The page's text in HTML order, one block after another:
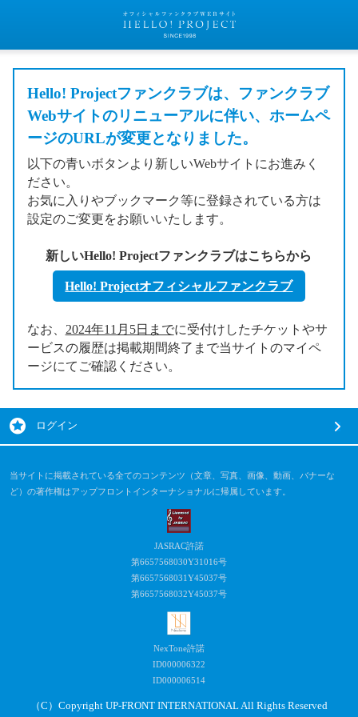
Hello! Projectファンクラブは、ファンクラブ
Webサイトのリニューアルに伴い、ホームペ
ージのURLが変更となりました。
以下の青いボタンより新しいWebサイトにお進みく
ださい。
お気に入りやブックマーク等に登録されている方は
設定のご変更をお願いいたします。
新しいHello! Projectファンクラブはこちらから
Hello! Projectオフィシャルファンクラブ
なお、 2024年11月5日までに受付けしたチケットやサ
ービスの履歴は掲載期間終了まで当サイトのマイペ
ージにてご確認ください。
ログイン
当サイトに掲載されている全てのコンテンツ（文章、写真、画像、動画、バナーな
ど）の著作権はアップフロントインターナショナルに帰属しています。
JASRAC許諾
第6657568030Y31016号
第6657568031Y45037号
第6657568032Y45037号
NexTone許諾
ID000006322
ID000006514
（C）Copyright UP-FRONT INTERNATIONAL All Rights Reserved